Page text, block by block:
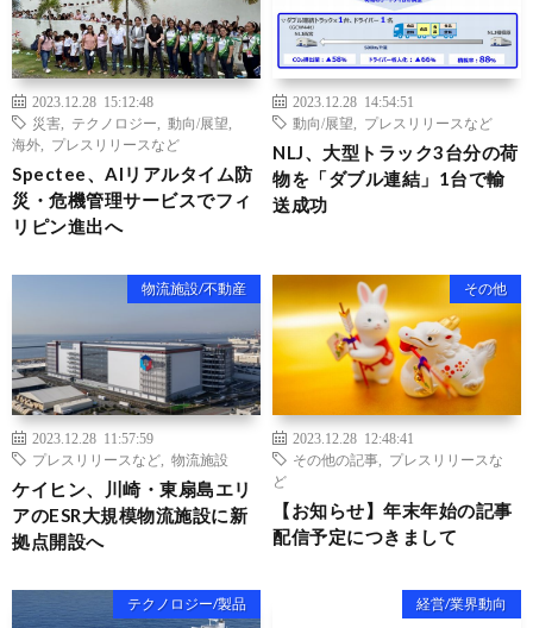
2023.12.28 15:12:48
災害
テクノロジー 動向/展望
海外
プレスリリースなど
Spectee、AIリアルタイム防
災・危機管理サービスでフィ
リピン進出へ
2023.12.28 14:54:51
動向/展望
プレスリリースなど
NLJ、大型トラック3台分の荷
物を「ダブル連結」1台で輸
送成功
物流施設/不動産
2023.12.28 11:57:59
プレスリリースなど
物流施設
ケイヒン、川崎・東扇島エリ
アのESR大規模物流施設に新
拠点開設へ
その他
2023.12.28 12:48:41
その他の記事
プレスリリースな
ど
【お知らせ】年末年始の記事
配信予定につきまして
テクノロジー/製品 経営/業界動向